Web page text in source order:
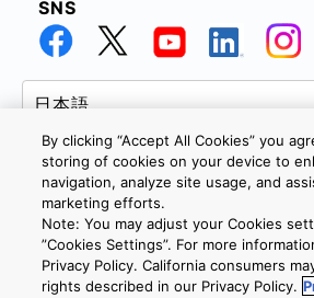
SNS
個人情報保護方針
お問い合わせ
By clicking “Accept All Cookies” you
storing of cookies on your device to
navigation, analyze site usage, and
marketing efforts.
Note: You may adjust your Cookies
”Cookies Settings”. For more
Privacy Policy. California consumers
rights described in our Privacy Policy.